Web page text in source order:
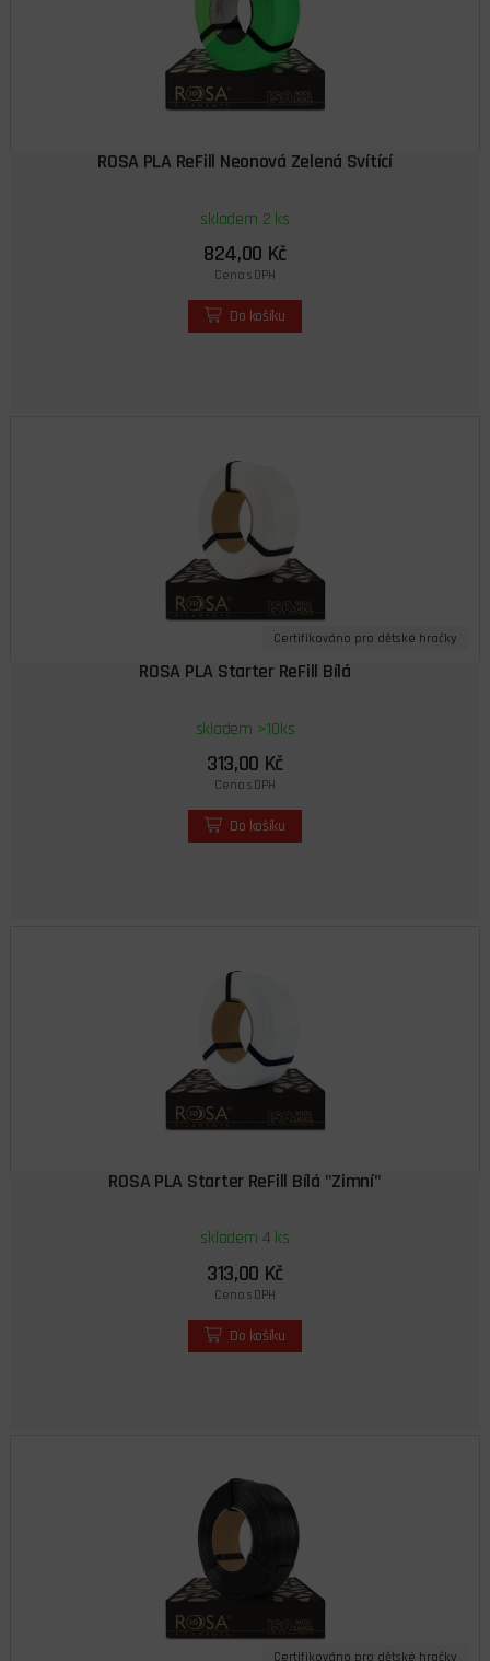
ROSA PLA ReFill Neonová Zelená Svítící
skladem 2 ks
824,00 Kč
Cena s DPH
Do košíku
Certifikováno pro dětské hračky
ROSA PLA Starter ReFill Bílá
skladem >10ks
313,00 Kč
Cena s DPH
Do košíku
ROSA PLA Starter ReFill Bílá "Zimní"
skladem 4 ks
313,00 Kč
Cena s DPH
Do košíku
Certifikováno pro dětské hračky